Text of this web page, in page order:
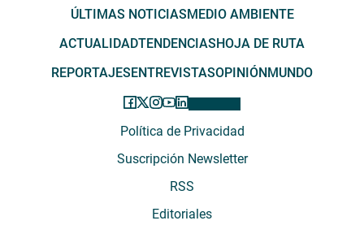
ÚLTIMAS NOTICIASMEDIO AMBIENTE
ACTUALIDADTENDENCIASHOJA DE RUTA
REPORTAJESENTREVISTASOPINIÓNMUNDO
Política de Privacidad
Suscripción Newsletter
RSS
Editoriales